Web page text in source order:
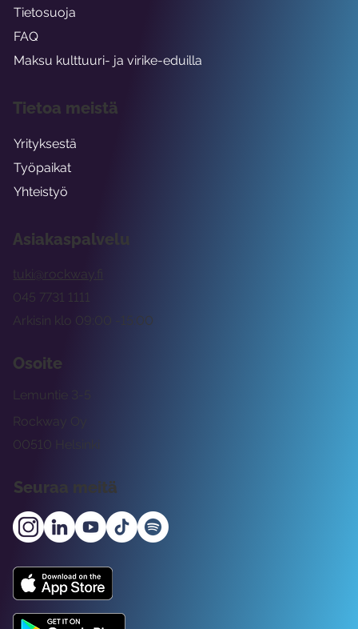
Asiakaspalvelu
tuki@rockway.fi
Arkisin klo 09:00 -15:00
045 7731 1111
Osoite
Rockway Oy
Lemuntie 3-5
00510 Helsinki
Seuraa meitä
Tietosuoja
FAQ
Maksu kulttuuri- ja virike-eduilla
Tietoa meistä
Yrityksestä
Työpaikat
Yhteistyö